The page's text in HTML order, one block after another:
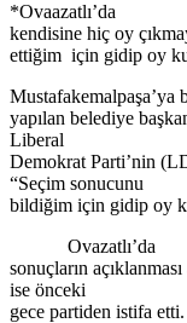
*Ovaazatlı’da
kendisine hiç oy
ettiğim için gidip oy
Mustafakemalpaşa’ya
yapılan belediye
Liberal
Demokrat Parti’nin
“Seçim sonucunu
bildiğim için gidip oy
Ovazatlı’da
sonuçların
ise önceki
gece partiden istifa etti.